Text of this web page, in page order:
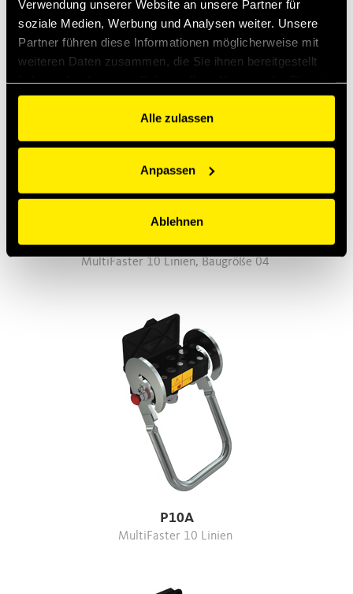
Verwendung unserer Website an unsere Partner für
soziale Medien, Werbung und Analysen weiter. Unsere
Partner führen diese Informationen möglicherweise mit
weiteren Daten zusammen, die Sie ihnen bereitgestellt
gesammelt haben.
Alle zulassen
Anpassen
Ablehnen
P1004
MultiFaster 10 Linien, Baugröße 04
P10A
MultiFaster 10 Linien